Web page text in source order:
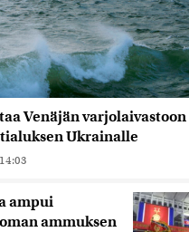
Venäjän varjolaivastoon
Ukrainalle
ampui
ammuksen